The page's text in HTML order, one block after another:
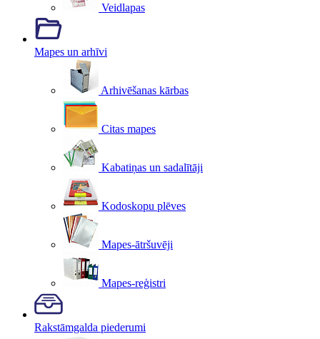
Veidlapas
Mapes un arhīvi
Arhivēšanas kārbas
Citas mapes
Kabatiņas un sadalītāji
Kodoskopu plēves
Mapes-ātršuvēji
Mapes-reģistri
Rakstāmgalda piederumi